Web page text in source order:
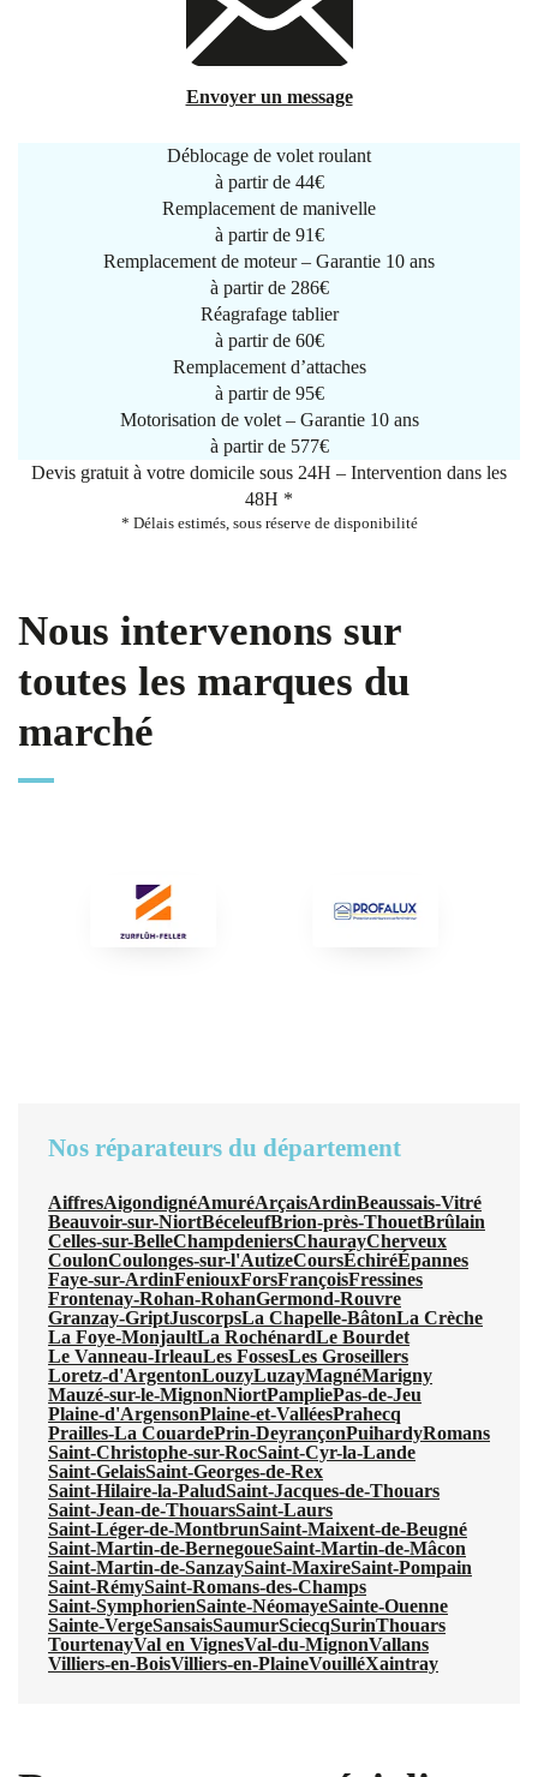
Envoyer un message
Déblocage de volet roulant
à partir de 44€
Remplacement de manivelle
à partir de 91€
Remplacement de moteur – Garantie 10 ans
à partir de 286€
Réagrafage tablier
à partir de 60€
Remplacement d’attaches
à partir de 95€
Motorisation de volet – Garantie 10 ans
à partir de 577€
Devis gratuit à votre domicile sous 24H – Intervention dans les
48H *
* Délais estimés, sous réserve de disponibilité
Nous intervenons sur
toutes les marques du
marché
Nos réparateurs du département
AiffresAigondignéAmuréArçaisArdinBeaussais-Vitré
Beauvoir-sur-NiortBéceleufBrion-près-ThouetBrûlain
Celles-sur-BelleChampdeniersChaurayCherveux
CoulonCoulonges-sur-l'AutizeCoursÉchiréÉpannes
Faye-sur-ArdinFeniouxForsFrançoisFressines
Frontenay-Rohan-RohanGermond-Rouvre
Granzay-GriptJuscorpsLa Chapelle-BâtonLa Crèche
La Foye-MonjaultLa RochénardLe Bourdet
Le Vanneau-IrleauLes FossesLes Groseillers
Loretz-d'ArgentonLouzyLuzayMagnéMarigny
Mauzé-sur-le-MignonNiortPampliePas-de-Jeu
Plaine-d'ArgensonPlaine-et-ValléesPrahecq
Prailles-La CouardePrin-DeyrançonPuihardyRomans
Saint-Christophe-sur-RocSaint-Cyr-la-Lande
Saint-GelaisSaint-Georges-de-Rex
Saint-Hilaire-la-PaludSaint-Jacques-de-Thouars
Saint-Jean-de-ThouarsSaint-Laurs
Saint-Léger-de-MontbrunSaint-Maixent-de-Beugné
Saint-Martin-de-BernegoueSaint-Martin-de-Mâcon
Saint-Martin-de-SanzaySaint-MaxireSaint-Pompain
Saint-RémySaint-Romans-des-Champs
Saint-SymphorienSainte-NéomayeSainte-Ouenne
Sainte-VergeSansaisSaumurSciecqSurinThouars
TourtenayVal en VignesVal-du-MignonVallans
Villiers-en-BoisVilliers-en-PlaineVouilléXaintray